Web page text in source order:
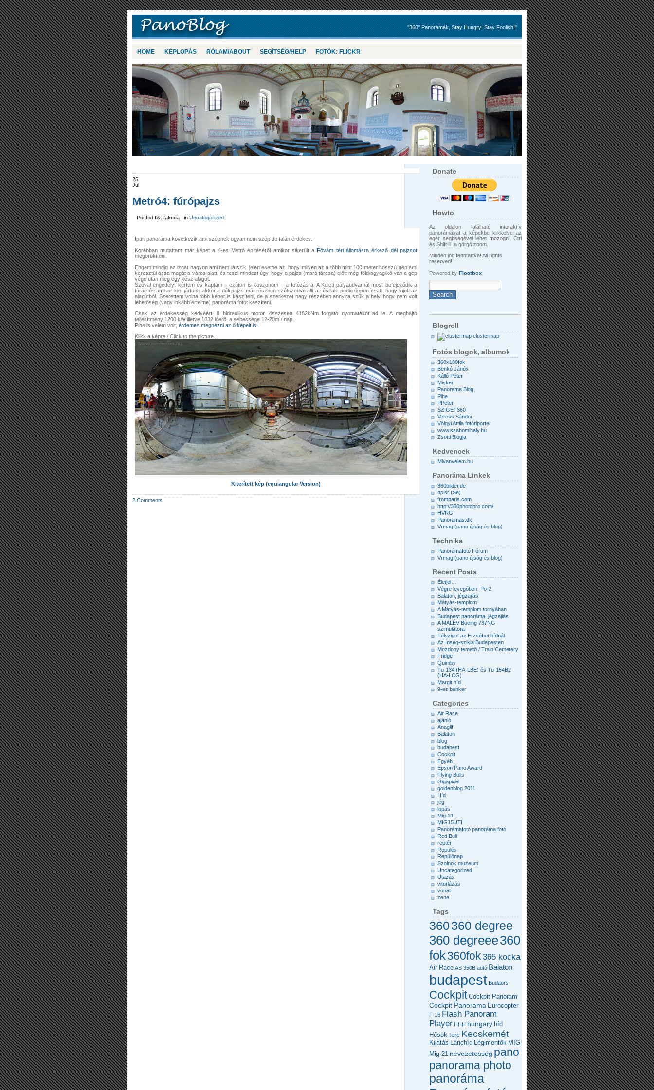
"360° Panorámák, Stay Hungry! Stay Foolish!"
HOME KÉPLOPÁS RÓLAM/ABOUT SEGÍTSÉG/HELP FOTÓK: FLICKR
25
Jul
Metró4: fúrópajzs
Posted by: takoca in Uncategorized
Ipari panoráma következik ami szépnek ugyan nem szép de talán érdekes.
Korábban mutattam már képet a 4-es Metró építéséről amikor sikerült a Fővám téri állomásra érkező dél pajzsot
megörökíteni.
Engem mindig az izgat nagyon ami nem látszik, jelen esetbe az, hogy milyen az a több mint 100 méter hosszú gép ami
keresztül ássa magát a város alatt, és teszi mindezt úgy, hogy a pajzs (maró tárcsa) előtt még föld/agyag/kő van a gép
vége után meg egy kész alagút.
Szóval engedélyt kértem és kaptam – ezúton is köszönöm – a fotózásra. A Keleti pályaudvarnál most befejeződik a
fúrás és amikor lent jártunk akkor a déli pajzs már részben szétszedve állt az északi pedig éppen csak, hogy kijött az
alagútból. Szerettem volna több képet is készíteni, de a szerkezet nagy részében annyira szűk a hely, hogy nem volt
lehetőség (vagy inkább értelme) panoráma fotót készíteni.
Csak az érdekesség kedvéért: 8 hidraulikus motor, összesen 4182kNm forgató nyomatékot ad le. A meghajtó
teljesítmény 1200 kW illetve 1632 lóerő, a sebessége 12-20m / nap.
Pihe is velem volt, érdemes megnézni az ő képeit is!
Klikk a képre / Click to the picture :
Kiterített kép (equiangular Version)
2 Comments
Donate
Howto
Az oldalon található interaktív
panorámákat a képekbe klikkelve az
egér segítségével lehet mozogni. Ctrl
és Shift ill. a görgő zoom.
Minden jog fenntartva! All rights
reserved!
Powered by Floatbox
Blogroll
clustermap
Fotós blogok, albumok
360x180fok
Benkó Jánós
Kálló Péter
Miskei
Panorama Blog
Pihe
PPeter
SZIGET360
Veress Sándor
Völgyi Attila fotóriporter
www.szabomihaly.hu
Zsotti Blogja
Kedvencek
Mivanvelem.hu
Panoráma Linkek
360bilder.de
4pisr (Se)
fromparis.com
http://360photopro.com/
HVRG
Panoramas.dk
Vrmag (pano újság és blog)
Technika
Panorámafotó Fórum
Vrmag (pano újság és blog)
Recent Posts
Életjel…
Végre levegőben: Po-2
Balaton, jégzajlás
Mátyás-templom
A Mátyás-templom tornyában
Budapest panoráma, jégzajlás
A MALÉV Boeing 737NG
szimulátora
Félsziget az Erzsébet hídnál
Az Ínség-szikla Budapesten
Mozdony temető / Train Cemetery
Fridge
Quimby
Tu-134 (HA-LBE) és Tu-154B2
(HA-LCG)
Margit híd
9-es bunker
Categories
Air Race
ajánló
Anaglif
Balaton
blog
budapest
Cockpit
Egyéb
Epson Pano Award
Flying Bulls
Gigapixel
goldenblog 2011
Híd
jég
lopás
Mig-21
MIG15UTI
Panorámafotó panoráma fotó
Red Bull
reptér
Repülés
Repülőnap
Szolnok múzeum
Uncategorized
Utazás
vitorlázás
vonat
zene
Tags
360360 degree
360 degreee360
fok360fok365 kocka
Air Race AS 350B autó Balaton
budapest Budaörs
Cockpit Cockpit Panoram
Cockpit Panorama Eurocopter
F-16 Flash Panoram
Player HHH hungary híd
Hősök tere Kecskemét
Kilátás Lánchíd Légimentők MIG
Mig-21 nevezetesség pano
panorama photo
panoráma